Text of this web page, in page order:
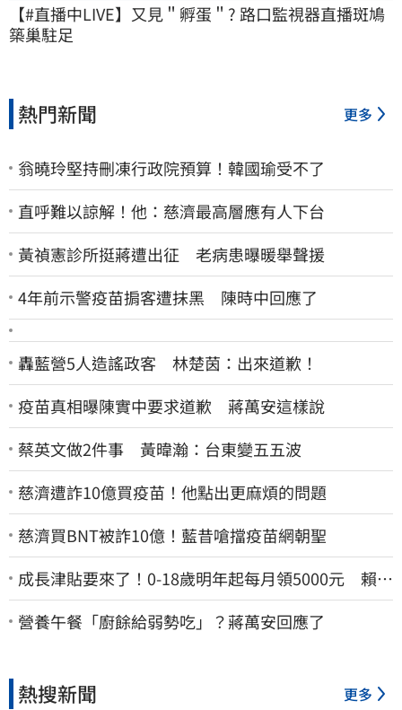
【#直播中LIVE】又見＂孵蛋＂? 路口監視器直播斑鳩
築巢駐足
熱門新聞 更多
翁曉玲堅持刪凍行政院預算！韓國瑜受不了
直呼難以諒解！他：慈濟最高層應有人下台
黃禎憲診所挺蔣遭出征 老病患曝暖舉聲援
4年前示警疫苗掮客遭抹黑 陳時中回應了
轟藍營5人造謠政客 林楚茵：出來道歉！
疫苗真相曝陳實中要求道歉 蔣萬安這樣說
蔡英文做2件事 黃暐瀚：台東變五五波
慈濟遭詐10億買疫苗！他點出更麻煩的問題
慈濟買BNT被詐10億！藍昔嗆擋疫苗網朝聖
成長津貼要來了！0-18歲明年起每月領5000元 賴清
德：此時不生更待何時
營養午餐「廚餘給弱勢吃」？蔣萬安回應了
熱搜新聞 更多